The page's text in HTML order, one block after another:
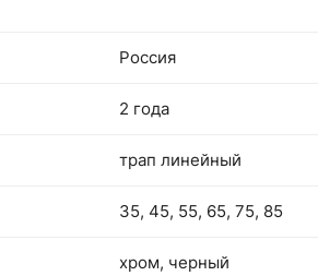
Россия
2 года
трап линейный
35, 45, 55, 65, 75, 85
хром, черный